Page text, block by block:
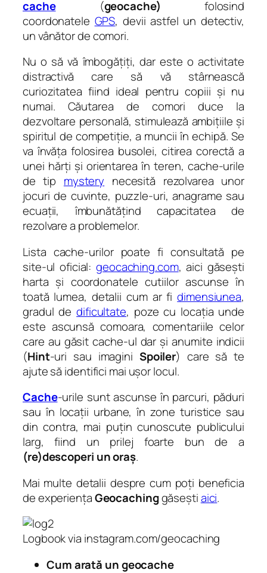
cache
(geocache) folosind
coordonatele GPS, devii astfel un detectiv,
un vânător de comori.
Nu o să vă îmbogățiți, dar este o activitate
distractivă care să vă stârnească
curiozitatea fiind ideal pentru copiii și nu
numai. Căutarea de comori duce la
dezvoltare personală, stimulează ambițiile și
spiritul de competiție, a muncii în echipă. Se
va învăța folosirea busolei, citirea corectă a
unei hărți și orientarea în teren, cache-urile
de tip mystery necesită rezolvarea unor
jocuri de cuvinte, puzzle-uri, anagrame sau
ecuații, îmbunătățind capacitatea de
rezolvare a problemelor.
Lista cache-urilor poate fi consultată pe
site-ul oficial:geocaching.com, aici găsești
harta și coordonatele cutiilor ascunse în
toată lumea, detalii cum ar fidimensiunea,
gradul dedificultate, poze cu locația unde
este ascunsă comoara, comentariile celor
care au găsit cache-ul dar și anumite indicii
(Hint-uri sau imagini Spoiler) care să te
ajute să identifici mai ușor locul.
Cache-urile sunt ascunse în parcuri, păduri
sau în locații urbane, în zone turistice sau
din contra, mai puțin cunoscute publicului
larg, fiind un prilej foarte bun de a
(re)descoperi un oraș.
Mai multe detalii despre cum poți beneficia
de experiențaGeocachinggăseștiaici.
Logbook via instagram.com/geocaching
Cum arată un geocache